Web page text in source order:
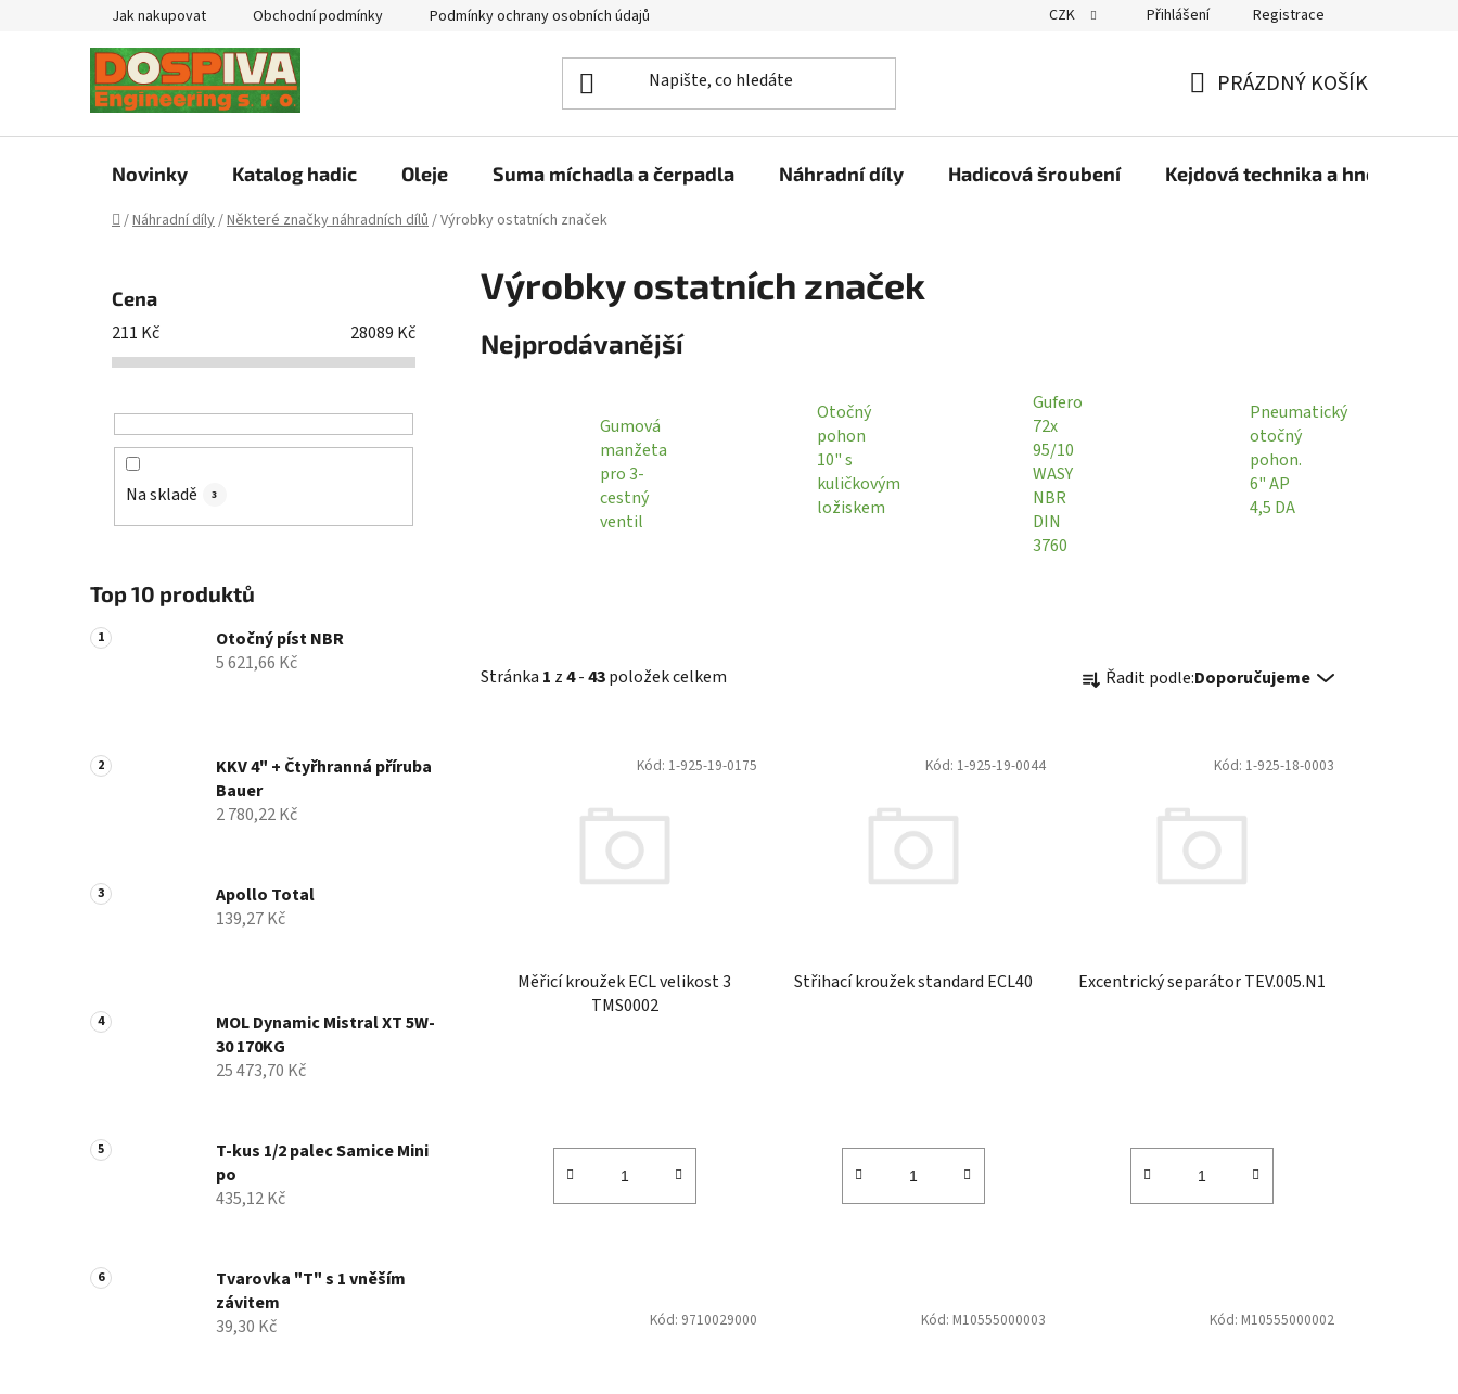
Jak nakupovat Obchodní podmínky Podmínky ochrany osobních údajů CZK Přihlášení Registrace
KOŠÍK
PRÁZDNÝ KOŠÍK
Novinky Katalog hadic Oleje Suma míchadla a čerpadla Náhradní díly Hadicová šroubení Kejdová technika a hnojiva
Domů
/Náhradní díly/Některé značky náhradních dílů/Výrobky ostatních značek
e
l
Cena
211 Kč 28089 Kč
Na skladě 3
Top 10 produktů
Otočný píst NBR
5 621,66 Kč
KKV 4" + Čtyřhranná příruba
Bauer
2 780,22 Kč
Apollo Total
139,27 Kč
MOL Dynamic Mistral XT 5W-
30 170KG
25 473,70 Kč
T-kus 1/2 palec Samice Mini
po
435,12 Kč
Tvarovka "T" s 1 vněším
závitem
39,30 Kč
Výrobky ostatních značek
Nejprodávanější
Gumová
manžeta
pro 3-
cestný
ventil
Otočný
pohon
10" s
kuličkovým
ložiskem
Gufero
72x
95/10
WASY
NBR
DIN
3760
Pneumatický
otočný
pohon.
6" AP
4,5 DA
Stránka 1 z4-43položek celkem
a
k
Řadit podle:Doporučujeme
Měřicí kroužek ECL velikost 3
TMS0002
Kód: 1-925-19-0175
Střihací kroužek standard ECL40
Kód: 1-925-19-0044
Excentrický separátor TEV.005.N1
Kód: 1-925-18-0003
Kód: 9710029000 Kód: M10555000003 Kód: M10555000002